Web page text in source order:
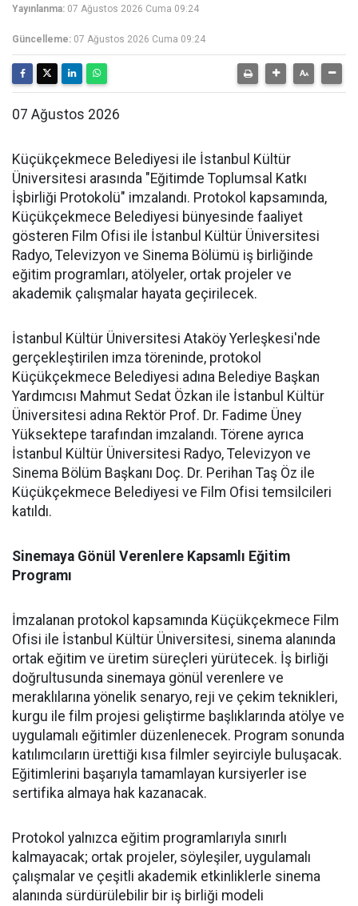
Yayınlanma: 07 Ağustos 2026 Cuma 09:24
Güncelleme: 07 Ağustos 2026 Cuma 09:24
07 Ağustos 2026
Küçükçekmece Belediyesi ile İstanbul Kültür
Üniversitesi arasında "Eğitimde Toplumsal Katkı
İşbirliği Protokolü" imzalandı. Protokol kapsamında,
Küçükçekmece Belediyesi bünyesinde faaliyet
gösteren Film Ofisi ile İstanbul Kültür Üniversitesi
Radyo, Televizyon ve Sinema Bölümü iş birliğinde
eğitim programları, atölyeler, ortak projeler ve
akademik çalışmalar hayata geçirilecek.
İstanbul Kültür Üniversitesi Ataköy Yerleşkesi'nde
gerçekleştirilen imza töreninde, protokol
Küçükçekmece Belediyesi adına Belediye Başkan
Yardımcısı Mahmut Sedat Özkan ile İstanbul Kültür
Üniversitesi adına Rektör Prof. Dr. Fadime Üney
Yüksektepe tarafından imzalandı. Törene ayrıca
İstanbul Kültür Üniversitesi Radyo, Televizyon ve
Sinema Bölüm Başkanı Doç. Dr. Perihan Taş Öz ile
Küçükçekmece Belediyesi ve Film Ofisi temsilcileri
katıldı.
Sinemaya Gönül Verenlere Kapsamlı Eğitim
Programı
İmzalanan protokol kapsamında Küçükçekmece Film
Ofisi ile İstanbul Kültür Üniversitesi, sinema alanında
ortak eğitim ve üretim süreçleri yürütecek. İş birliği
doğrultusunda sinemaya gönül verenlere ve
meraklılarına yönelik senaryo, reji ve çekim teknikleri,
kurgu ile film projesi geliştirme başlıklarında atölye ve
uygulamalı eğitimler düzenlenecek. Program sonunda
katılımcıların ürettiği kısa filmler seyirciyle buluşacak.
Eğitimlerini başarıyla tamamlayan kursiyerler ise
sertifika almaya hak kazanacak.
Protokol yalnızca eğitim programlarıyla sınırlı
kalmayacak; ortak projeler, söyleşiler, uygulamalı
çalışmalar ve çeşitli akademik etkinliklerle sinema
alanında sürdürülebilir bir iş birliği modeli